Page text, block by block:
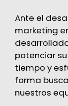
Ante el
marketing
potenciar
tiempo y
forma
nuestros